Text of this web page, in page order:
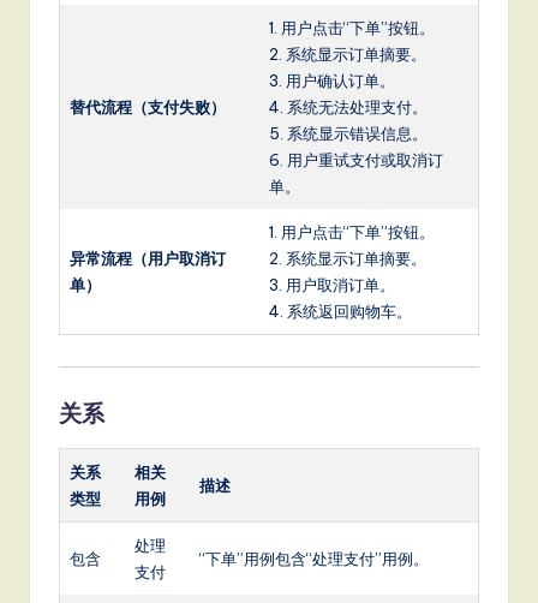
替代流程（支付失败）
1. 用户点击“下单”按钮。
2. 系统显示订单摘要。
3. 用户确认订单。
4. 系统无法处理支付。
5. 系统显示错误信息。
6. 用户重试支付或取消订
单。
异常流程（用户取消订
单）
1. 用户点击“下单”按钮。
2. 系统显示订单摘要。
3. 用户取消订单。
4. 系统返回购物车。
关系
关系
类型
相关
用例
描述
包含
处理
支付
“下单”用例包含“处理支付”用例。